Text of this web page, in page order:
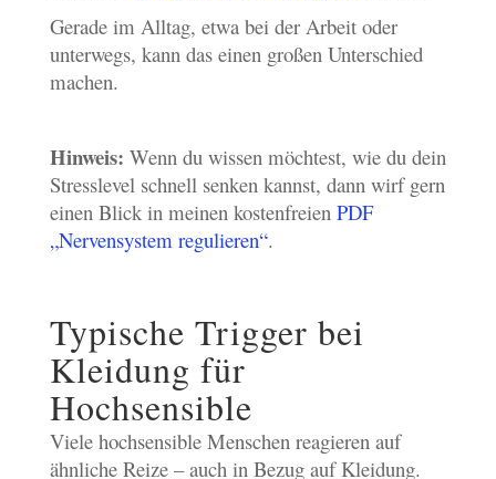
Gerade im Alltag, etwa bei der Arbeit oder
unterwegs, kann das einen großen Unterschied
machen.
Hinweis: Wenn du wissen möchtest, wie du dein
Stresslevel schnell senken kannst, dann wirf gern
einen Blick in meinen kostenfreien PDF
„Nervensystem regulieren“.
Typische Trigger bei
Kleidung für
Hochsensible
Viele hochsensible Menschen reagieren auf
ähnliche Reize – auch in Bezug auf Kleidung.